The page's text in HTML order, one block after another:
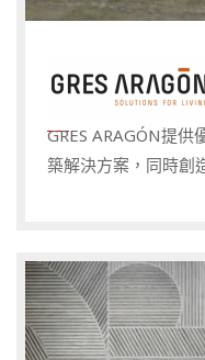
GRES ARAGÓN提
築解決方案，同時創